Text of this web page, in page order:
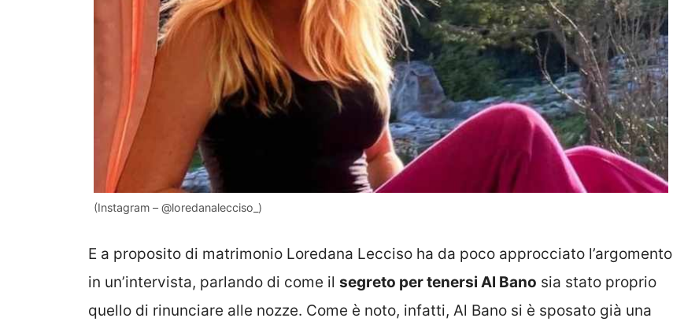
(Instagram – @loredanalecciso_)
E a proposito di matrimonio Loredana Lecciso ha da poco approcciato l’argomento
in un’intervista, parlando di come il segreto per tenersi Al Bano sia stato proprio
quello di rinunciare alle nozze. Come è noto, infatti, Al Bano si è sposato già una